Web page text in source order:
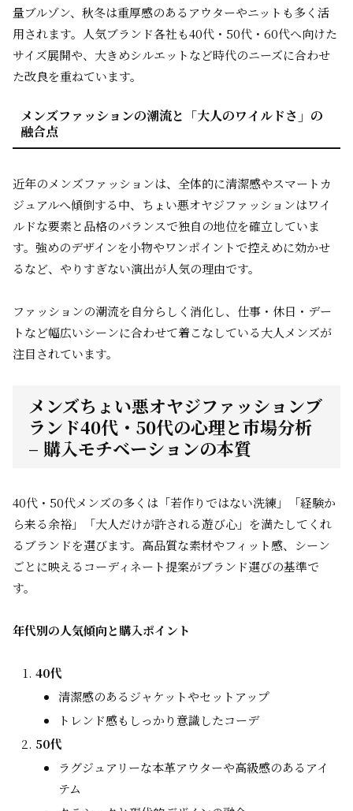
量ブルゾン、秋冬は重厚感のあるアウターやニットも多く活
用されます。人気ブランド各社も40代・50代・60代へ向けた
サイズ展開や、大きめシルエットなど時代のニーズに合わせ
た改良を重ねています。
メンズファッションの潮流と「大人のワイルドさ」の
融合点
近年のメンズファッションは、全体的に清潔感やスマートカ
ジュアルへ傾倒する中、ちょい悪オヤジファッションはワイ
ルドな要素と品格のバランスで独自の地位を確立していま
す。強めのデザインを小物やワンポイントで控えめに効かせ
るなど、やりすぎない演出が人気の理由です。
ファッションの潮流を自分らしく消化し、仕事・休日・デー
トなど幅広いシーンに合わせて着こなしている大人メンズが
注目されています。
メンズちょい悪オヤジファッションブ
ランド40代・50代の心理と市場分析
– 購入モチベーションの本質
40代・50代メンズの多くは「若作りではない洗練」「経験か
ら来る余裕」「大人だけが許される遊び心」を満たしてくれ
るブランドを選びます。高品質な素材やフィット感、シーン
ごとに映えるコーディネート提案がブランド選びの基準で
す。
年代別の人気傾向と購入ポイント
40代
清潔感のあるジャケットやセットアップ
トレンド感もしっかり意識したコーデ
50代
ラグジュアリーな本革アウターや高級感のあるアイ
テム